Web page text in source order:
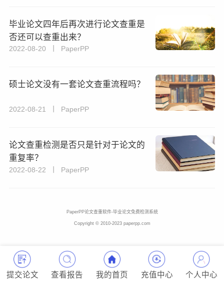
毕业论文四年后再次进行论文查重是
否还可以查重出来？
2022-08-20 丨 PaperPP
硕士论文没有一套论文查重流程吗？
2022-08-21 丨 PaperPP
论文查重检测是否只是针对于论文的
重复率？
2022-08-22 丨 PaperPP
PaperPP论文查重软件-毕业论文免费检测系统
Copyright © 2010-2023 paperpp.com
提交论文 查看报告 我的首页 充值中心 个人中心